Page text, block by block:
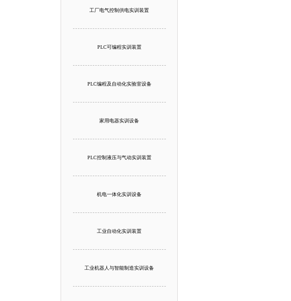
工厂电气控制供电实训装置
PLC可编程实训装置
PLC编程及自动化实验室设备
家用电器实训设备
PLC控制液压与气动实训装置
机电一体化实训设备
工业自动化实训装置
工业机器人与智能制造实训设备